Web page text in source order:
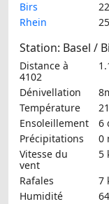
Birs
Rhein
Station: Basel /
Distance à
4102
Dénivellation
Température
Ensoleillement
6
Précipitations
0
Vitesse du
vent
5
Rafales
7
Humidité